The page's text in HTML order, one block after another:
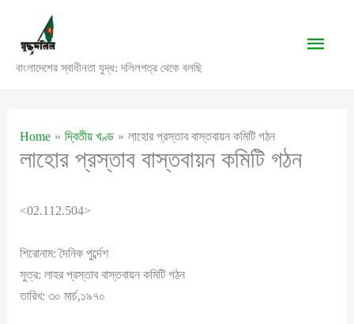
content
বাংলাদেশের স্বাধীনতা যুদ্ধ: দলিলপত্র থেকে বলছি
Main
Home দ্বিতীয় খণ্ড লাহোর প্রস্তাব বাস্তবায়ন কমিটি গঠন
লাহোর প্রস্তাব বাস্তবায়ন কমিটি গঠন
<02.112.504>
শিরোনাম: দৈনিক পুর্ব্দেশ
সুত্র: লাহর প্রস্তাব বাস্তবায়ন কমিটি গঠন
তারিখ: ৩০ মার্চ,১৯৭০